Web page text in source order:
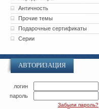
Античность
Прочие темы
Подарочные сертификаты
Серии
АВТОРИЗАЦИЯ
логин
пароль
Забыли пароль?